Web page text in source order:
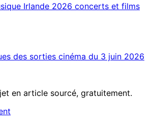
Irlande 2026 concerts et films
des sorties cinéma du 3 juin 2026
en article sourcé, gratuitement.